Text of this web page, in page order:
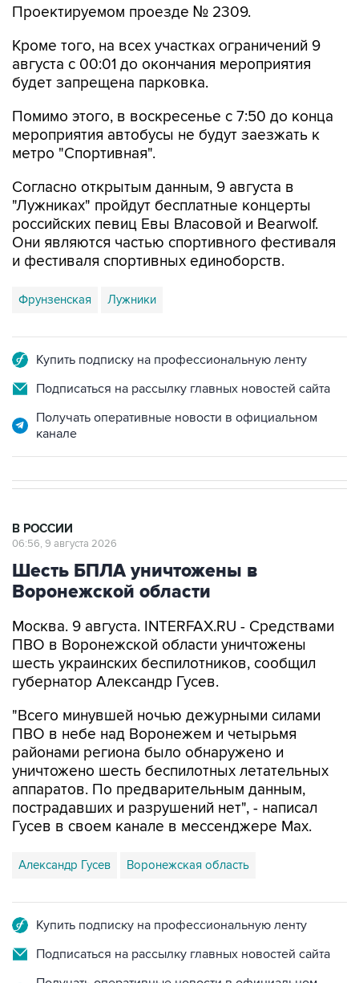
Проектируемом проезде № 2309.
Кроме того, на всех участках ограничений 9
августа с 00:01 до окончания мероприятия
будет запрещена парковка.
Помимо этого, в воскресенье с 7:50 до конца
мероприятия автобусы не будут заезжать к
метро "Спортивная".
Согласно открытым данным, 9 августа в
"Лужниках" пройдут бесплатные концерты
российских певиц Евы Власовой и Bearwolf.
Они являются частью спортивного фестиваля
и фестиваля спортивных единоборств.
Фрунзенская Лужники
Купить подписку на профессиональную ленту
Подписаться на рассылку главных новостей сайта
Получать оперативные новости в официальном
канале
В РОССИИ
06:56, 9 августа 2026
Шесть БПЛА уничтожены в
Воронежской области
Москва. 9 августа. INTERFAX.RU - Средствами
ПВО в Воронежской области уничтожены
шесть украинских беспилотников, сообщил
губернатор Александр Гусев.
"Всего минувшей ночью дежурными силами
ПВО в небе над Воронежем и четырьмя
районами региона было обнаружено и
уничтожено шесть беспилотных летательных
аппаратов. По предварительным данным,
пострадавших и разрушений нет", - написал
Гусев в своем канале в мессенджере Max.
Александр Гусев Воронежская область
Купить подписку на профессиональную ленту
Подписаться на рассылку главных новостей сайта